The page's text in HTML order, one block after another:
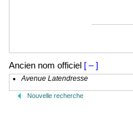
Ancien nom officiel [ – ]
Avenue Latendresse
Nouvelle recherche